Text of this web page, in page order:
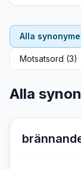
Alla
Motsatsord (3)
Alla